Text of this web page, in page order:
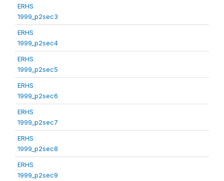
ERHS
1999_p2sec3
ERHS
1999_p2sec4
ERHS
1999_p2sec5
ERHS
1999_p2sec6
ERHS
1999_p2sec7
ERHS
1999_p2sec8
ERHS
1999_p2sec9